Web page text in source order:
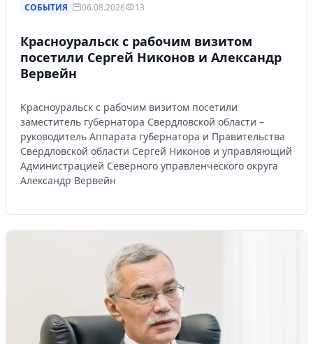
СОБЫТИЯ 06.08.2026 13
Красноуральск с рабочим визитом
посетили Сергей Никонов и Александр
Вервейн
Красноуральск с рабочим визитом посетили
заместитель губернатора Свердловской области –
руководитель Аппарата губернатора и Правительства
Свердловской области Сергей Никонов и управляющий
Администрацией Северного управленческого округа
Александр Вервейн